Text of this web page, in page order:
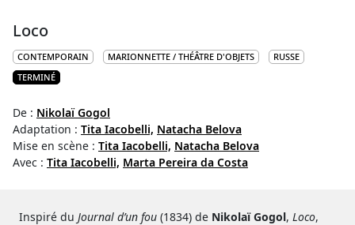
Loco
CONTEMPORAIN MARIONNETTE / THÉÂTRE D'OBJETS
RUSSE
TERMINÉ
De : Nikolaï Gogol
Adaptation : Tita Iacobelli, Natacha Belova
Mise en scène : Tita Iacobelli, Natacha Belova
Avec : Tita Iacobelli, Marta Pereira da Costa
Inspiré du Journal d’un fou (1834) de Nikolaï Gogol, Loco,